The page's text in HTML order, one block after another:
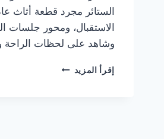
الستائر مجرد قطعة أثاث
الاستقبال، ومحور جلسات
وشاهد على لحظات الراحة
إقرأ المزيد شركة